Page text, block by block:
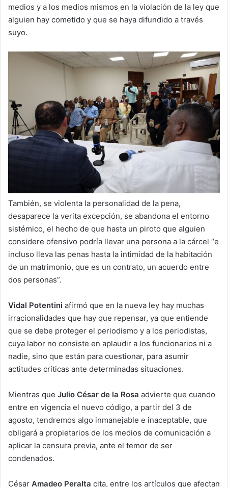
medios y a los medios mismos en la violación de la ley que
alguien hay cometido y que se haya difundido a través
suyo.
También, se violenta la personalidad de la pena,
desaparece la verita excepción, se abandona el entorno
sistémico, el hecho de que hasta un piroto que alguien
considere ofensivo podría llevar una persona a la cárcel “e
incluso lleva las penas hasta la intimidad de la habitación
de un matrimonio, que es un contrato, un acuerdo entre
dos personas”.
Vidal Potentini afirmó que en la nueva ley hay muchas
irracionalidades que hay que repensar, ya que entiende
que se debe proteger el periodismo y a los periodistas,
cuya labor no consiste en aplaudir a los funcionarios ni a
nadie, sino que están para cuestionar, para asumir
actitudes críticas ante determinadas situaciones.
Mientras que Julio César de la Rosa advierte que cuando
entre en vigencia el nuevo código, a partir del 3 de
agosto, tendremos algo inmanejable e inaceptable, que
obligará a propietarios de los medios de comunicación a
aplicar la censura previa, ante el temor de ser
condenados.
César Amadeo Peralta cita, entre los artículos que afectan